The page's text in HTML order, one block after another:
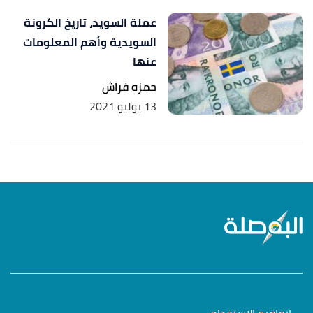
Retrieved 26/12/2020. Edited.
↑
"History"
,oanda, Retrieved 26/12/2020. Edited.
↑
"What Is the Currency of Syria?"
,worldatlas,
Retrieved 26/12/2020. Edited.
↑
"Objectives & Functions"
,uabonline, Retrieved
26/12/2020. Edited.
عملة السويد، تاريخ الكرونة
السويدية وأهم المعلومات
عنها
حمزه فراش
13 يوليو 2021